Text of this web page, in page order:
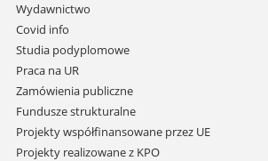
przejdź
do
treści
Wydawnictwo
Covid info
Studia podyplomowe
Praca na UR
Zamówienia publiczne
Fundusze strukturalne
Projekty współfinansowane przez UE
Projekty realizowane z KPO